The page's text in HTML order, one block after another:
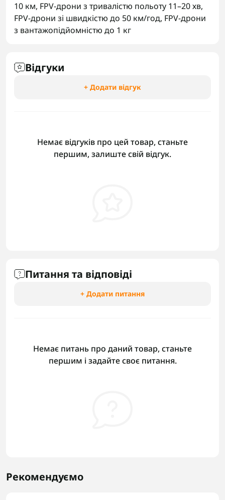
10 км, FPV-дрони з тривалістю польоту 11–20 хв,
FPV-дрони зі швидкістю до 50 км/год, FPV-дрони
з вантажопідйомністю до 1 кг
Відгуки
+ Додати відгук
Немає відгуків про цей товар, станьте
першим, залиште свій відгук.
Питання та відповіді
+ Додати питання
Немає питань про даний товар, станьте
першим і задайте своє питання.
Рекомендуємо